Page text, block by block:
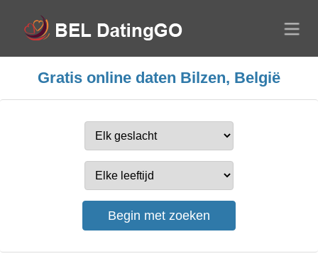
Gratis online daten Bilzen, België